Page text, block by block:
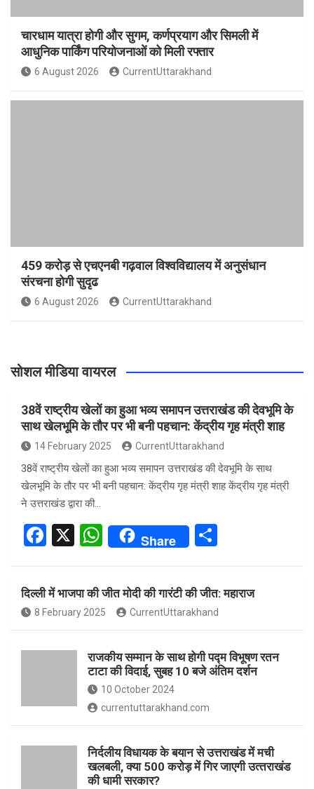
चारधाम यात्रा होगी और सुगम, कर्णप्रयाग और सिमली में
आधुनिक पार्किंग परियोजनाओं को मिली रफ्तार
6 August 2026 CurrentUttarakhand
459 करोड़ से एचएनबी गढ़वाल विश्वविद्यालय में अनुसंधान
संरचना होगी सुदृढ
6 August 2026 CurrentUttarakhand
सोशल मीडिया वायरल
38वें राष्ट्रीय खेलों का हुआ भव्य समापन उत्तराखंड की देवभूमि के
साथ खेलभूमि के तौर पर भी बनी पहचान: केंद्रीय गृह मंत्री शाह
14 February 2025 CurrentUttarakhand
38वें राष्ट्रीय खेलों का हुआ भव्य समापन उत्तराखंड की देवभूमि के साथ
खेलभूमि के तौर पर भी बनी पहचान: केंद्रीय गृह मंत्री शाह केंद्रीय गृह मंत्री
ने उत्तराखंड द्वारा की…
F
ce
b
o
o
X
W
at
s
A
p
p
Share
e
दिल्ली में भाजपा की जीत मोदी की गारंटी की जीत: महाराज
8 February 2025 CurrentUttarakhand
राजकीय सम्मान के साथ होगी पद्म विभूषण रतन
टाटा की विदाई, सुबह 10 बजे अंतिम दर्शन
10 October 2024
currentuttarakhand.com
निर्दलीय विधायक के बयान से उत्तराखंड में मची
खलबली, क्‍या 500 करोड़ में गिर जाएगी उत्‍तराखंड
की धामी सरकार?